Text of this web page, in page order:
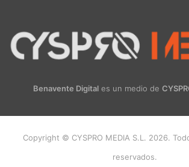
Benavente Digital es un medio de
Copyright © CYSPRO MEDIA S.L. 2026.
reservados.